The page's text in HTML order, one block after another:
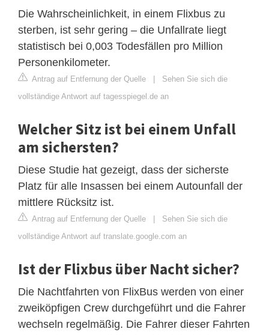
Die Wahrscheinlichkeit, in einem Flixbus zu
sterben, ist sehr gering – die Unfallrate liegt
statistisch bei 0,003 Todesfällen pro Million
Personenkilometer.
Antrag auf Entfernung der Quelle | Sehen Sie sich die
vollständige Antwort auf tagesspiegel.de an
Welcher Sitz ist bei einem Unfall
am sichersten?
Diese Studie hat gezeigt, dass der sicherste
Platz für alle Insassen bei einem Autounfall der
mittlere Rücksitz ist.
Antrag auf Entfernung der Quelle | Sehen Sie sich die
vollständige Antwort auf translate.google.com an
Ist der Flixbus über Nacht sicher?
Die Nachtfahrten von FlixBus werden von einer
zweiköpfigen Crew durchgeführt und die Fahrer
wechseln regelmäßig. Die Fahrer dieser Fahrten